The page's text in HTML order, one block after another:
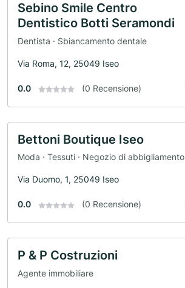
Sebino Smile Centro
Dentistico Botti Seramondi
Dentista · Sbiancamento dentale
Via Roma, 12, 25049 Iseo
0.0 (0 Recensione)
Bettoni Boutique Iseo
Moda · Tessuti · Negozio di abbigliamento
Via Duomo, 1, 25049 Iseo
0.0 (0 Recensione)
P & P Costruzioni
Agente immobiliare